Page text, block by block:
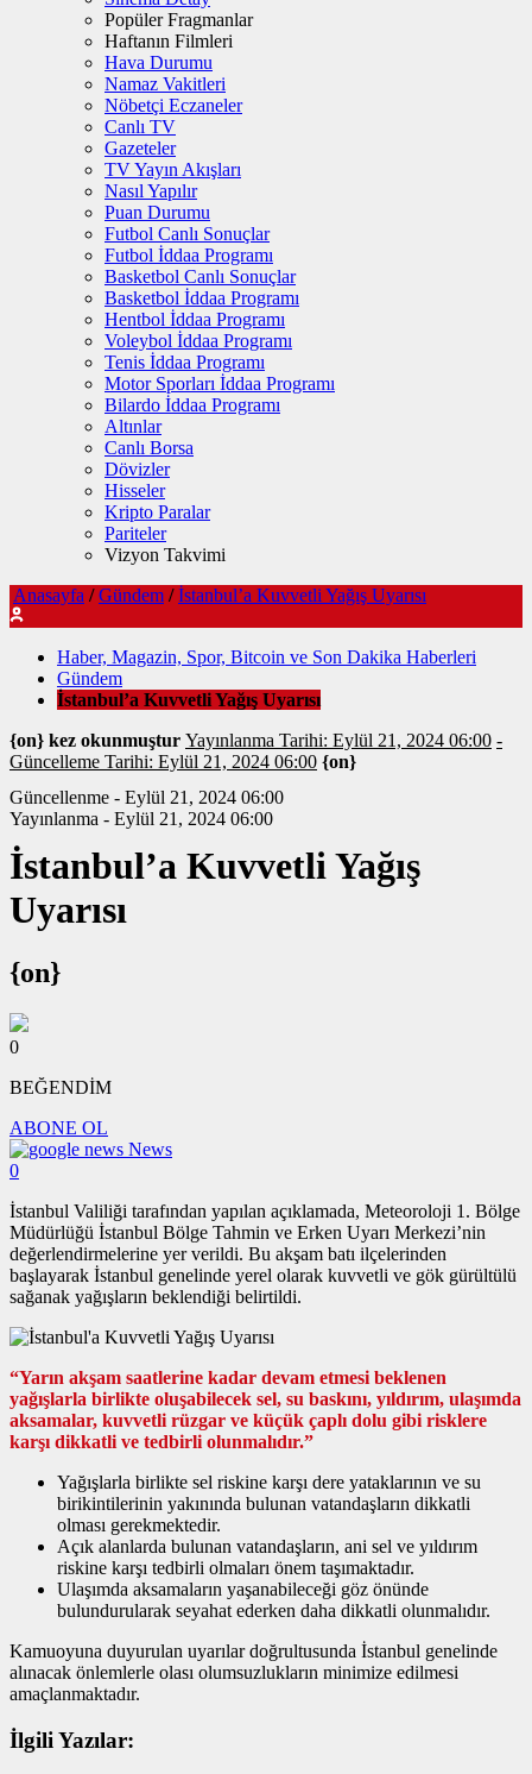
Popüler Fragmanlar
Haftanın Filmleri
Hava Durumu
Namaz Vakitleri
Nöbetçi Eczaneler
Canlı TV
Gazeteler
TV Yayın Akışları
Nasıl Yapılır
Puan Durumu
Futbol Canlı Sonuçlar
Futbol İddaa Programı
Basketbol Canlı Sonuçlar
Basketbol İddaa Programı
Hentbol İddaa Programı
Voleybol İddaa Programı
Tenis İddaa Programı
Motor Sporları İddaa Programı
Bilardo İddaa Programı
Altınlar
Canlı Borsa
Dövizler
Hisseler
Kripto Paralar
Pariteler
Vizyon Takvimi
Anasayfa / Gündem / İstanbul’a Kuvvetli Yağış Uyarısı
Haber, Magazin, Spor, Bitcoin ve Son Dakika Haberleri
Gündem
İstanbul’a Kuvvetli Yağış Uyarısı
{on} kez okunmuştur Yayınlanma Tarihi: Eylül 21, 2024 06:00 -
Güncelleme Tarihi: Eylül 21, 2024 06:00 {on}
Güncellenme - Eylül 21, 2024 06:00
Yayınlanma - Eylül 21, 2024 06:00
İstanbul’a Kuvvetli Yağış
Uyarısı
{on}
0
BEĞENDİM
ABONE OL
News
0
İstanbul Valiliği tarafından yapılan açıklamada, Meteoroloji 1. Bölge
Müdürlüğü İstanbul Bölge Tahmin ve Erken Uyarı Merkezi’nin
değerlendirmelerine yer verildi. Bu akşam batı ilçelerinden
başlayarak İstanbul genelinde yerel olarak kuvvetli ve gök gürültülü
sağanak yağışların beklendiği belirtildi.
“Yarın akşam saatlerine kadar devam etmesi beklenen
yağışlarla birlikte oluşabilecek sel, su baskını, yıldırım, ulaşımda
aksamalar, kuvvetli rüzgar ve küçük çaplı dolu gibi risklere
karşı dikkatli ve tedbirli olunmalıdır.”
Yağışlarla birlikte sel riskine karşı dere yataklarının ve su
birikintilerinin yakınında bulunan vatandaşların dikkatli
olması gerekmektedir.
Açık alanlarda bulunan vatandaşların, ani sel ve yıldırım
riskine karşı tedbirli olmaları önem taşımaktadır.
Ulaşımda aksamaların yaşanabileceği göz önünde
bulundurularak seyahat ederken daha dikkatli olunmalıdır.
Kamuoyuna duyurulan uyarılar doğrultusunda İstanbul genelinde
alınacak önlemlerle olası olumsuzlukların minimize edilmesi
amaçlanmaktadır.
İlgili Yazılar: